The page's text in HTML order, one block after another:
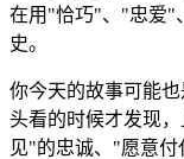
在用"恰巧"、"忠爱"
史。
你今天的故事可能
头看的时候才发现
见"的忠诚、"愿意